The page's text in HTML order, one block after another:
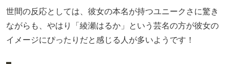
世間の反応としては、彼女の本名が持つユニークさに驚き
ながらも、やはり「綾瀬はるか」という芸名の方が彼女の
イメージにぴったりだと感じる人が多いようです！